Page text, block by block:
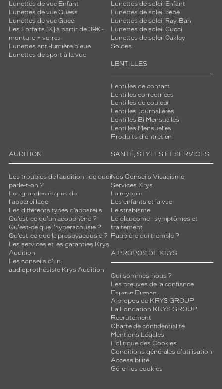
Lunettes de vue Enfant
Lunettes de vue Guess
Lunettes de vue Gucci
Les Forfaits [K] à partir de 39€ -
monture + verres
Lunettes anti-lumière bleue
Lunettes de sport à la vue
Lunettes de soleil Enfant
Lunettes de soleil bébé
Lunettes de soleil Ray-Ban
Lunettes de soleil Gucci
Lunettes de soleil Oakley
Soldes
LENTILLES
Lentilles de contact
Lentilles correctrices
Lentilles de couleur
Lentilles Journalières
Lentilles Bi Mensuelles
Lentilles Mensuelles
Produits d'entretien
AUDITION
Les troubles de l’audition : de quoi
parle-t-on ?
Les grandes étapes de
l'appareillage
Les différents types d’appareils
Qu’est-ce qu'un acouphène ?
Qu'est-ce que l'hyperacousie ?
Qu’est-ce que la presbyacousie ?
Les services et les garanties Krys
Audition
Les conseils d'un
audioprothésiste Krys Audition
SANTÉ, STYLES ET SERVICES
Nos Conseils Visagisme
Services Krys
La myopie
Les enfants et la vue
Le strabisme
Le glaucome : symptômes et
traitement
Paupière qui tremble ?
A PROPOS DE KRYS
Qui sommes-nous ?
Les preuves de la confiance
Espace Presse
A propos de KRYS GROUP
La Fondation KRYS GROUP
Recrutement
Charte de confidentialité
Mentions Légales
Politique des Cookies
Conditions générales d'utilisation
Accessibilité
Gérer les cookies